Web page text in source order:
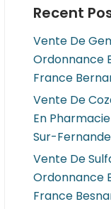
Recent
Vente De
Ordonnance
France
Vente De
En
Sur-
Vente De
Ordonnance
France